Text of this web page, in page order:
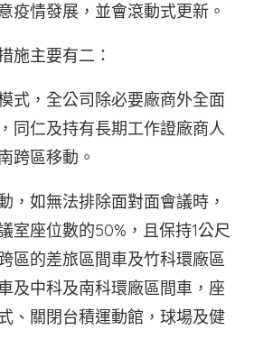
疫情發展，並會滾動式更新。
施主要有二：
式，全公司除必要廠商外全面
同仁及持有長期工作證廠商人
跨區移動。
，如無法排除面對面會議時，
室座位數的50%，且保持1公尺
區的差旅區間車及竹科環廠區
及中科及南科環廠區間車，座
、關閉台積運動館，球場及健